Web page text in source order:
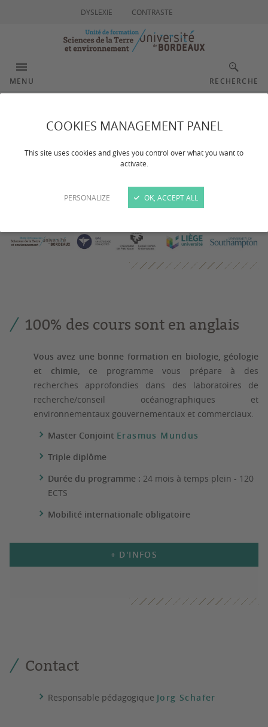
COOKIES MANAGEMENT PANEL
This site uses cookies and gives you control over what you want to
activate.
PERSONALIZE OK, ACCEPT ALL
DYSLEXIE CONTRASTE
MENU RECHERCHE
Master international
MER
100% des cours sont en anglais
Vous avez une bonne formation en biologie, géologie
et chimie, ce programme vous prépare à des
recherches approfondies dans des laboratoires de
recherche/conseil océanographiques et
environnementaux gouvernementaux et commerciaux.
Master Conjoint Erasmus Mundus
Triple diplôme
Durée du programme : 24 mois à temps plein - 120
ECTS
Mobilité internationale obligatoire
+ D'INFOS
Contact
Responsable pédagogique Jorg Schafer